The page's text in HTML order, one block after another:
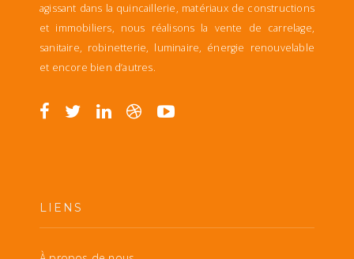
agissant dans la quincaillerie, matériaux de constructions
et immobiliers, nous réalisons la vente de carrelage,
sanitaire, robinetterie, luminaire, énergie renouvelable
et encore bien d’autres.
LIENS